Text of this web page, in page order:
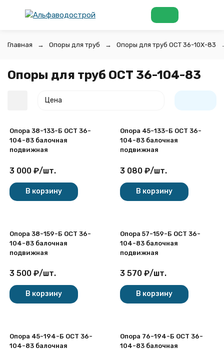
Главная Опоры для труб Опоры для труб ОСТ 36-10Х-83
Опоры для труб ОСТ 36-104-83
Цена
Опора 38-133-Б ОСТ 36-
104-83 балочная
подвижная
3 000 ₽/шт.
В корзину
Опора 45-133-Б ОСТ 36-
104-83 балочная
подвижная
3 080 ₽/шт.
В корзину
Опора 38-159-Б ОСТ 36-
104-83 балочная
подвижная
3 500 ₽/шт.
В корзину
Опора 57-159-Б ОСТ 36-
104-83 балочная
подвижная
3 570 ₽/шт.
В корзину
Опора 45-194-Б ОСТ 36-
104-83 балочная
Опора 76-194-Б ОСТ 36-
104-83 балочная